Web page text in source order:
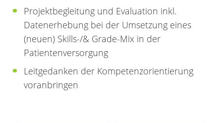
Projektbegleitung und Evaluation inkl.
Datenerhebung bei der Umsetzung eines
(neuen) Skills-/& Grade-Mix in der
Patientenversorgung
Leitgedanken der Kompetenzorientierung
voranbringen